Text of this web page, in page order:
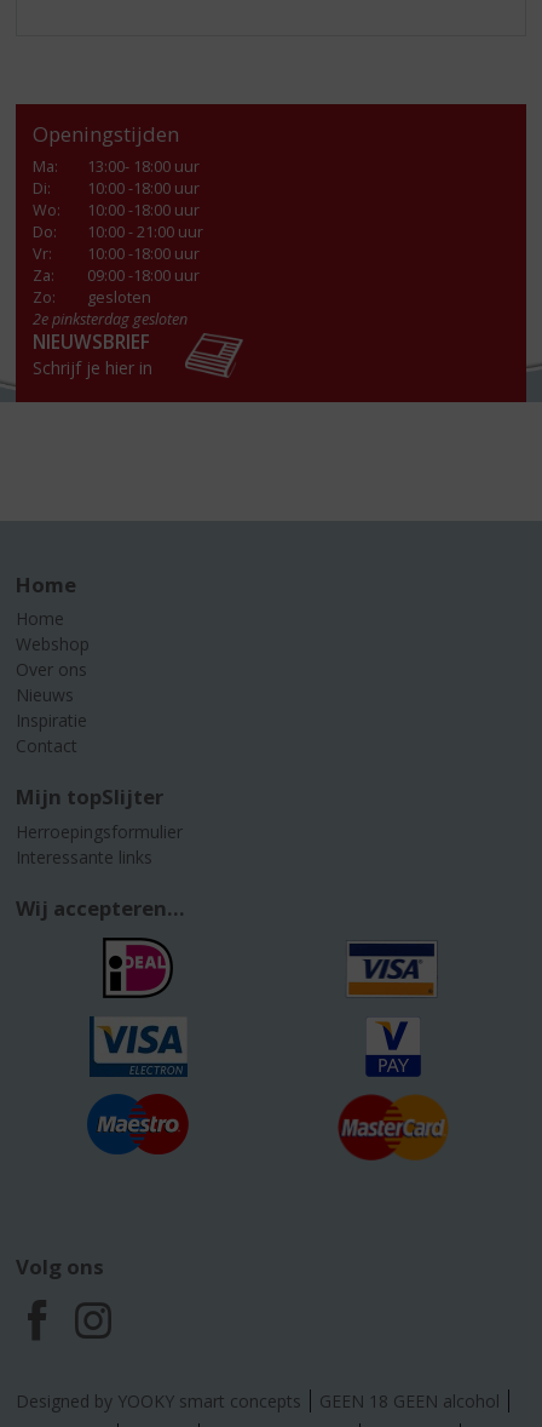
Openingstijden
Ma:
13:00- 18:00 uur
Di:
10:00 -18:00 uur
Wo:
10:00 -18:00 uur
Do:
10:00 - 21:00 uur
Vr:
10:00 -18:00 uur
Za:
09:00 -18:00 uur
Zo:
gesloten
2e pinksterdag gesloten
NIEUWSBRIEF
Schrijf je hier in
Home
Home
Webshop
Over ons
Nieuws
Inspiratie
Contact
Mijn topSlijter
Herroepingsformulier
Interessante links
Wij accepteren...
Volg ons
F
a
I
n
Designed by YOOKY smart concepts
GEEN 18 GEEN alcohol